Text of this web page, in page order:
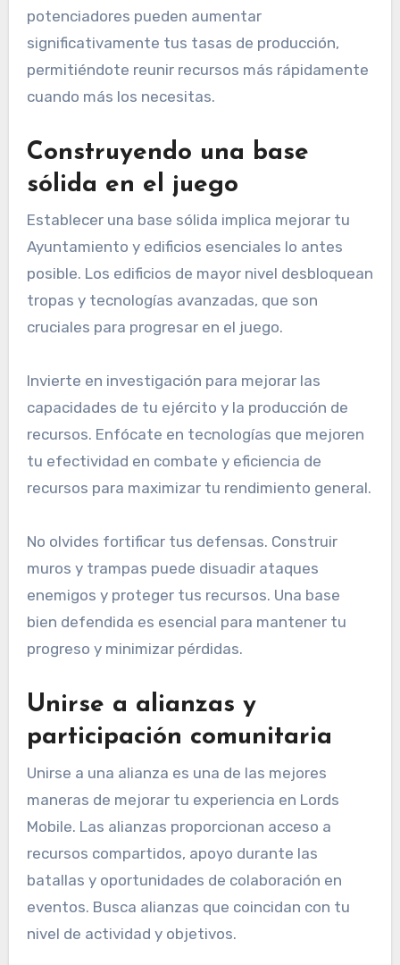
potenciadores pueden aumentar
significativamente tus tasas de producción,
permitiéndote reunir recursos más rápidamente
cuando más los necesitas.
Construyendo una base
sólida en el juego
Establecer una base sólida implica mejorar tu
Ayuntamiento y edificios esenciales lo antes
posible. Los edificios de mayor nivel desbloquean
tropas y tecnologías avanzadas, que son
cruciales para progresar en el juego.
Invierte en investigación para mejorar las
capacidades de tu ejército y la producción de
recursos. Enfócate en tecnologías que mejoren
tu efectividad en combate y eficiencia de
recursos para maximizar tu rendimiento general.
No olvides fortificar tus defensas. Construir
muros y trampas puede disuadir ataques
enemigos y proteger tus recursos. Una base
bien defendida es esencial para mantener tu
progreso y minimizar pérdidas.
Unirse a alianzas y
participación comunitaria
Unirse a una alianza es una de las mejores
maneras de mejorar tu experiencia en Lords
Mobile. Las alianzas proporcionan acceso a
recursos compartidos, apoyo durante las
batallas y oportunidades de colaboración en
eventos. Busca alianzas que coincidan con tu
nivel de actividad y objetivos.